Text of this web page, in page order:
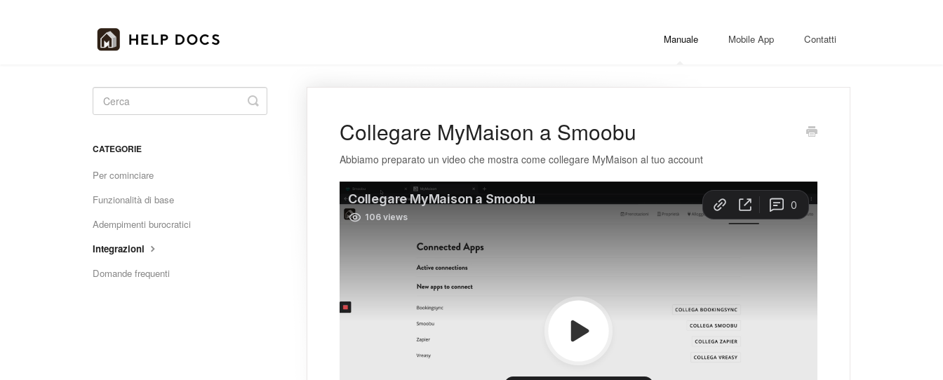
Manuale Mobile App Contatti
Collegare MyMaison a Smoobu
Abbiamo preparato un video che mostra come collegare MyMaison al tuo account
Toggle
Search
CATEGORIE
Per cominciare
Funzionalità di base
Adempimenti burocratici
Integrazioni
Domande frequenti